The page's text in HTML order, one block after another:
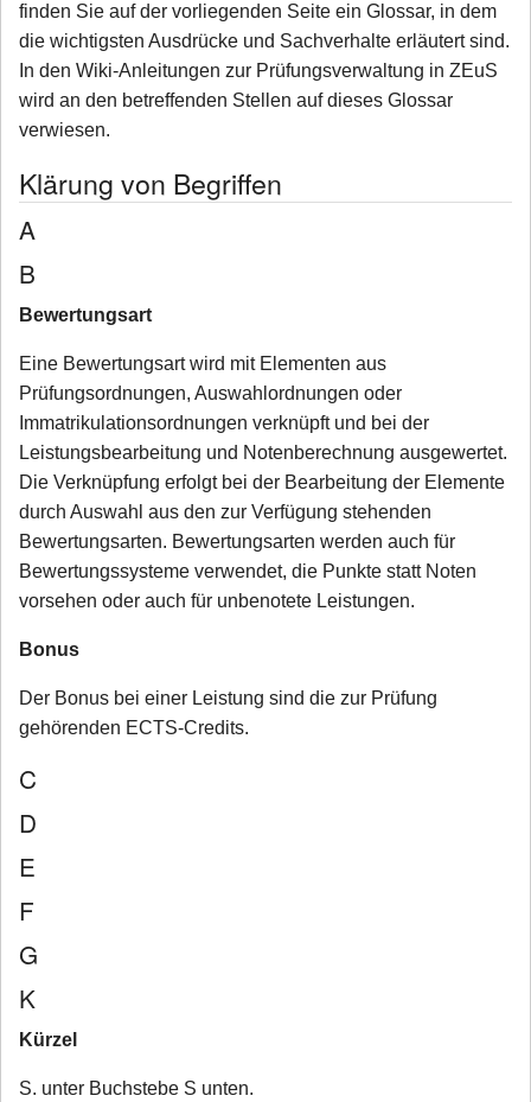
finden Sie auf der vorliegenden Seite ein Glossar, in dem
die wichtigsten Ausdrücke und Sachverhalte erläutert sind.
In den Wiki-Anleitungen zur Prüfungsverwaltung in ZEuS
wird an den betreffenden Stellen auf dieses Glossar
verwiesen.
Klärung von Begriffen
A
B
Bewertungsart
Eine Bewertungsart wird mit Elementen aus
Prüfungsordnungen, Auswahlordnungen oder
Immatrikulationsordnungen verknüpft und bei der
Leistungsbearbeitung und Notenberechnung ausgewertet.
Die Verknüpfung erfolgt bei der Bearbeitung der Elemente
durch Auswahl aus den zur Verfügung stehenden
Bewertungsarten. Bewertungsarten werden auch für
Bewertungssysteme verwendet, die Punkte statt Noten
vorsehen oder auch für unbenotete Leistungen.
Bonus
Der Bonus bei einer Leistung sind die zur Prüfung
gehörenden ECTS-Credits.
C
D
E
F
G
K
Kürzel
S. unter Buchstebe S unten.